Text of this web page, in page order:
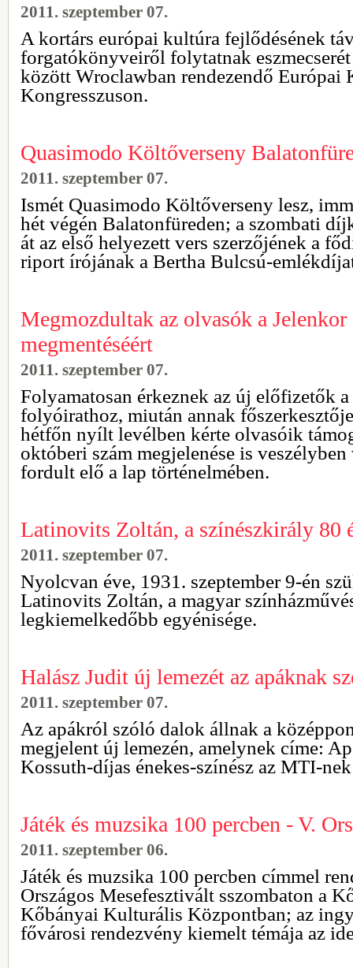
2011. szeptember 07.
A kortárs európai kultúra fejlődésének
forgatókönyveiről folytatnak eszmecserét
között Wroclawban rendezendő Európai
Kongresszuson.
Quasimodo Költőverseny
2011. szeptember 07.
Ismét Quasimodo Költőverseny lesz,
hét végén Balatonfüreden; a szombati
át az első helyezett vers szerzőjének a
riport írójának a Bertha Bulcsú-
Megmozdultak az olvasók a
megmentéséért
2011. szeptember 07.
Folyamatosan érkeznek az új előfizetők
folyóirathoz, miután annak
hétfőn nyílt levélben kérte olvasóik
októberi szám megjelenése is
fordult elő a lap történelmében.
Latinovits Zoltán, a színészkirály 80
2011. szeptember 07.
Nyolcvan éve, 1931. szeptember 9-én
Latinovits Zoltán, a magyar
legkiemelkedőbb egyénisége.
Halász Judit új lemezét az apáknak
2011. szeptember 07.
Az apákról szóló dalok állnak a
megjelent új lemezén, amelynek címe:
Kossuth-díjas énekes-színész az MTI-
Játék és muzsika 100 percben - V.
2011. szeptember 06.
Játék és muzsika 100 percben címmel
Országos Mesefesztivált sszombaton a
Kőbányai Kulturális Központban; az
fővárosi rendezvény kiemelt témája az